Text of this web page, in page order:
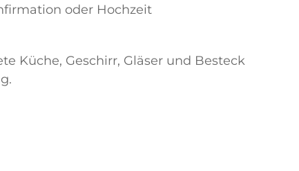
oder Hochzeit
Küche, Geschirr, Gläser und Besteck